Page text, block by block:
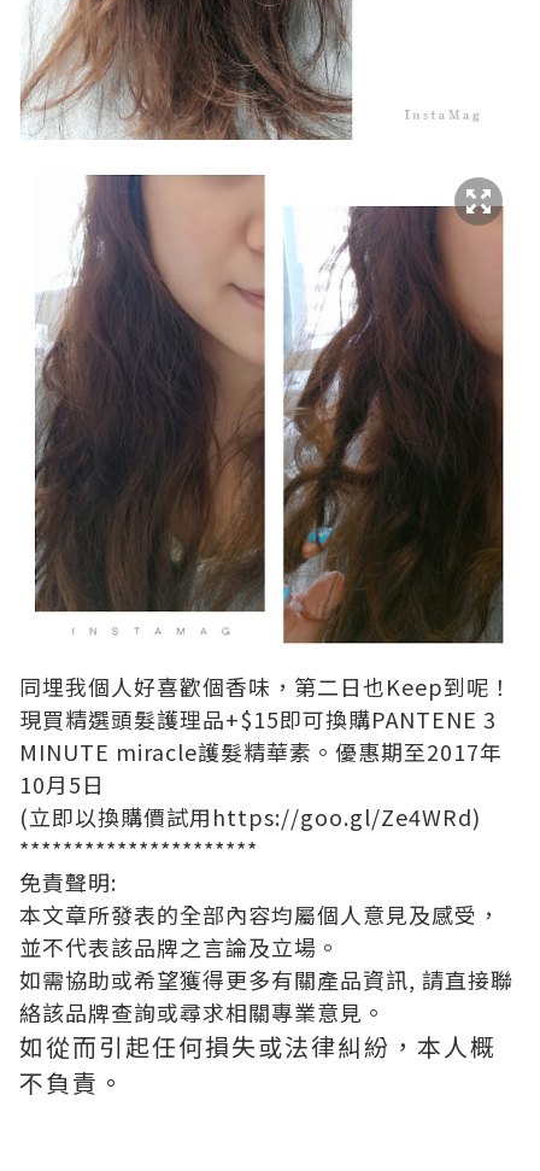
同埋我個人好喜歡個香味，第二日也Keep到呢！
現買精選頭髮護理品+$15即可換購PANTENE 3
MINUTE miracle護髮精華素。優惠期至2017年
10月5日
(立即以換購價試用https://goo.gl/Ze4WRd)
**********************
免責聲明:
本文章所發表的全部內容均屬個人意見及感受，
並不代表該品牌之言論及立場。
如需協助或希望獲得更多有關產品資訊, 請直接聯
絡該品牌查詢或尋求相關專業意見。
如從而引起任何損失或法律糾紛，本人概
不負責。